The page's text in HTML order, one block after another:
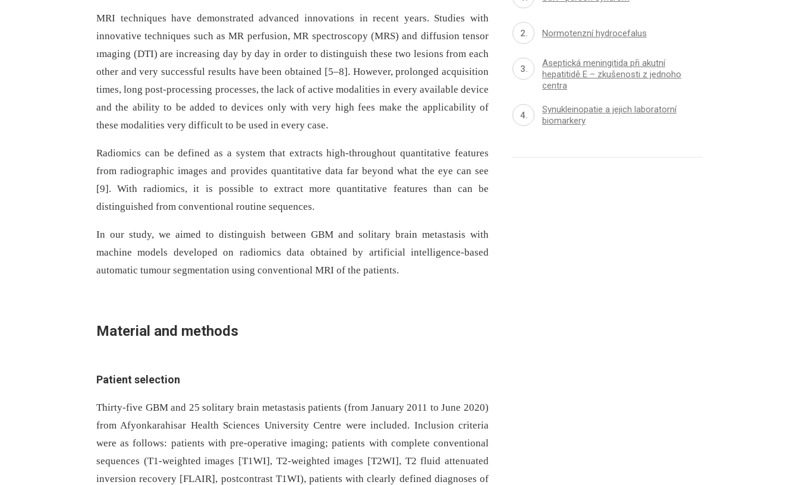
MRI techniques have demonstrated advanced innovations in recent years. Studies with
innovative techniques such as MR perfusion, MR spectroscopy (MRS) and diffusion tensor
ımaging (DTI) are increasing day by day in order to distinguish these two lesions from each
other and very successful results have been obtained [5–8]. However, prolonged acquisition
times, long post-processing processes, the lack of active modalities in every available device
and the ability to be added to devices only with very high fees make the applicability of
these modalities very difficult to be used in every case.
Radiomics can be defined as a system that extracts high-throughout quantitative features
from radiographic images and provides quantitative data far beyond what the eye can see
[9]. With radiomics, it is possible to extract more quantitative features than can be
distinguished from conventional routine sequences.
In our study, we aimed to distinguish between GBM and solitary brain metastasis with
machine models developed on radiomics data obtained by artificial intelligence-based
automatic tumour segmentation using conventional MRI of the patients.
Material and methods
Patient selection
Thirty-five GBM and 25 solitary brain metastasis patients (from January 2011 to June 2020)
from Afyonkarahisar Health Sciences University Centre were included. Inclusion criteria
were as follows: patients with pre-operative imaging; patients with complete conventional
sequences (T1-weighted images [T1WI], T2-weighted images [T2WI], T2 fluid attenuated
inversion recovery [FLAIR], postcontrast T1WI), patients with clearly defined dia­gnoses of
Normotenzní hydrocefalus
Aseptická meningitida při akutní
hepatitidě E – zkušenosti z jednoho
centra
Synukleinopatie a jejich laboratorní
biomarkery